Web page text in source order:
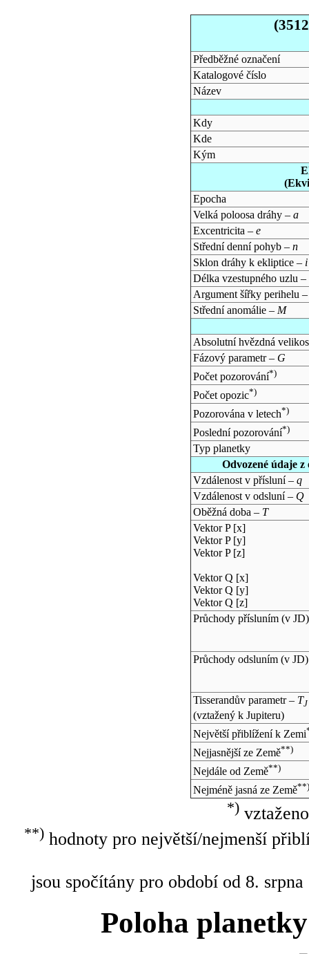
Předběžné označení
Katalogové číslo
Název
Kdy
Kde
Kým
Epocha
Velká poloosa dráhy – a
Excentricita – e
Střední denní pohyb – n
Sklon dráhy k ekliptice – i
Délka vzestupného uzlu –
Argument šířky perihelu
Střední anomálie – M
Absolutní hvězdná
Fázový parametr – G
Počet pozorování*)
Počet opozic*)
Pozorována v letech*)
Poslední pozorování*)
Typ planetky
Odvozené údaje
Vzdálenost v přísluní – q
Vzdálenost v odsluní – Q
Oběžná doba – T
Vektor P [x]
Vektor P [y]
Vektor P [z]
Vektor Q [x]
Vektor Q [y]
Vektor Q [z]
Průchody přísluním (v JD)
Průchody odsluním (v JD)
Tisserandův parametr – TJ
(vztažený k Jupiteru)
Největší přiblížení k Zemi
Nejjasnější ze Země**)
Nejdále od Země**)
Nejméně jasná ze Země**)
*)
**)hodnoty pro největší/nejmenší
jsou spočítány pro období od 8.
Poloha